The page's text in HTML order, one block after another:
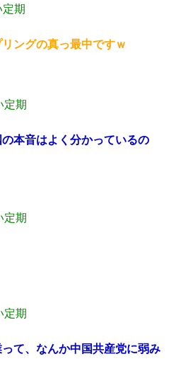
期
ングの真っ最中ですｗ
定期
本音はよく分かっているの
定期
定期
て、なんか中国共産党に弱み